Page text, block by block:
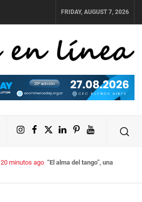
FRIDAY, AUGUST 7, 2026
Instagram
Facebook
X LinkedIn
PinterestYouTube
20 minutos ago “El alma del tango”, una